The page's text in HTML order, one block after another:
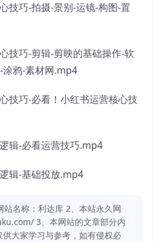
技巧-拍摄-景别-运镜-构图-置
技巧-剪辑-剪映的基础操作-软
涂鸦-素材网.mp4
技巧-必看！小红书运营核心技
辑-必看运营技巧.mp4
辑-基础投放.mp4
站名称：利达库 2、本站永久网
3、本网站的文章部分内
大家学习与参考，如有侵权必